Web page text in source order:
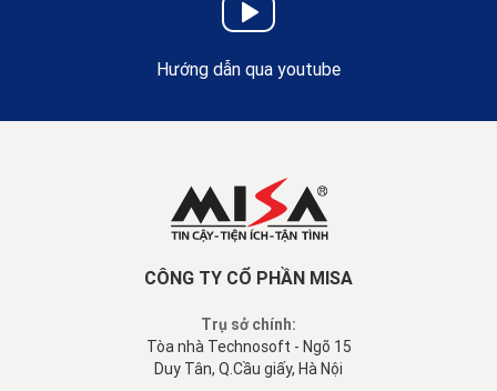
Hướng dẫn qua youtube
CÔNG TY CỔ PHẦN MISA
Trụ sở chính:
Tòa nhà Technosoft - Ngõ 15
Duy Tân, Q.Cầu giấy, Hà Nội